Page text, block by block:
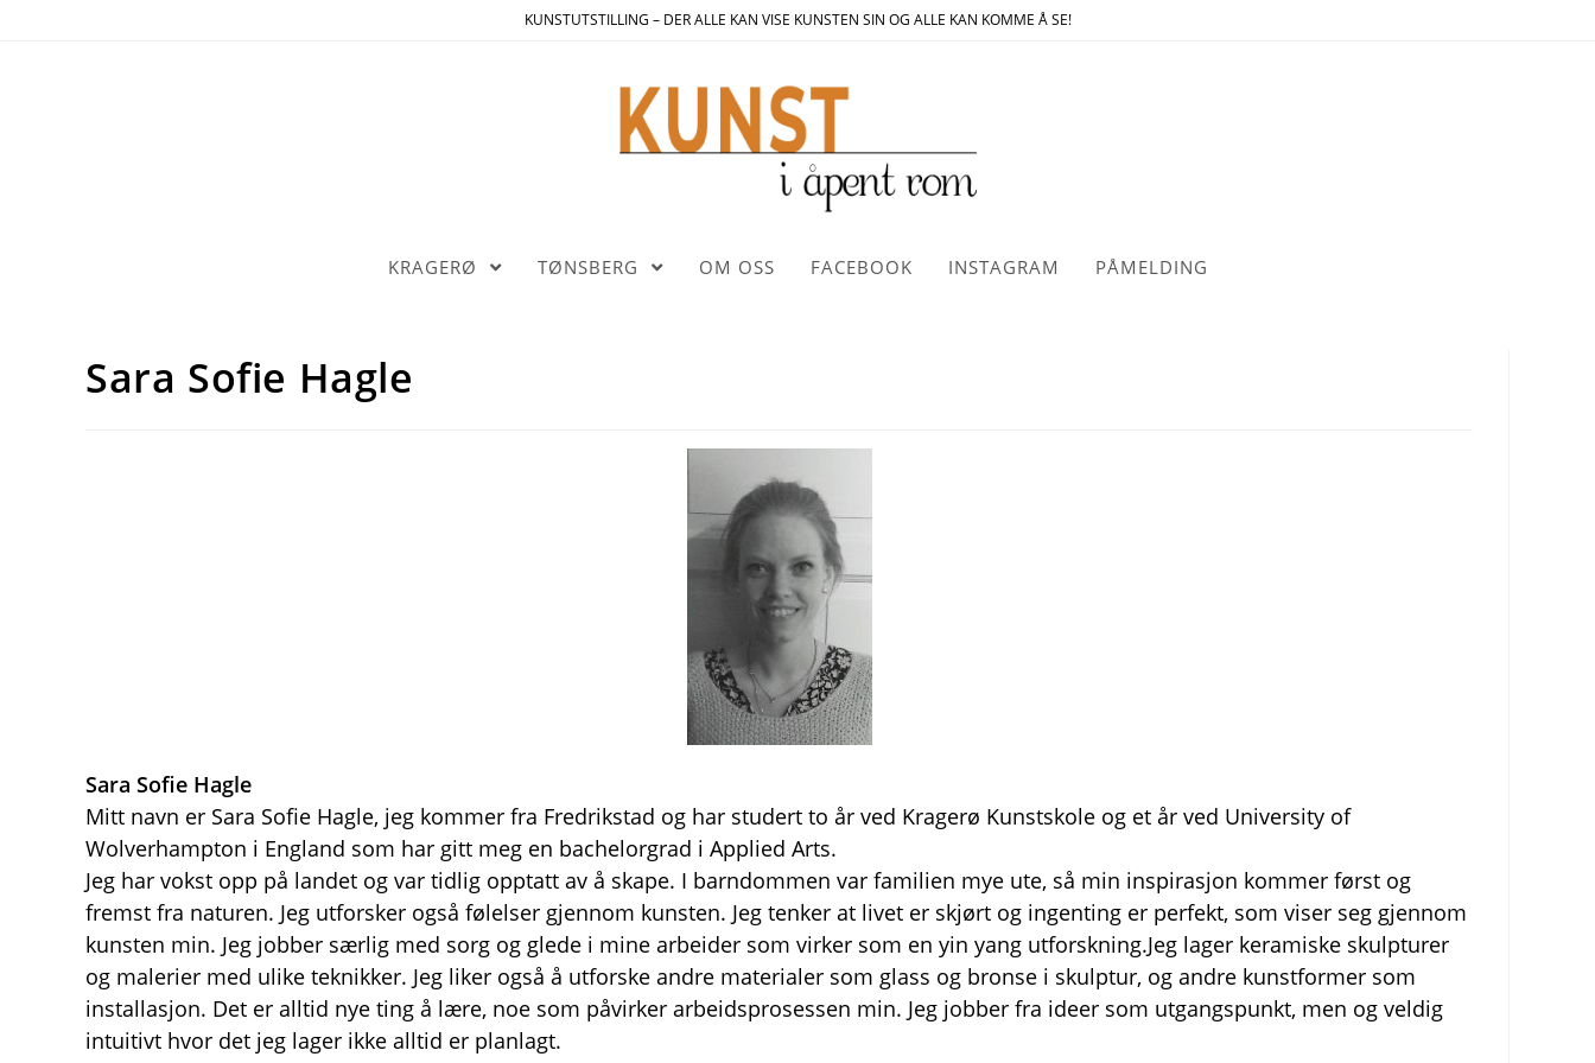
KUNSTUTSTILLING – DER ALLE KAN VISE KUNSTEN SIN OG ALLE KAN KOMME Å SE!
KRAGERØ TØNSBERG OM OSS FACEBOOK INSTAGRAM PÅMELDING
Sara Sofie Hagle
Sara Sofie Hagle
Mitt navn er Sara Sofie Hagle, jeg kommer fra Fredrikstad og har studert to år ved Kragerø Kunstskole og et år ved University of
Wolverhampton i England som har gitt meg en bachelorgrad i Applied Arts.
Jeg har vokst opp på landet og var tidlig opptatt av å skape. I barndommen var familien mye ute, så min inspirasjon kommer først og
fremst fra naturen. Jeg utforsker også følelser gjennom kunsten. Jeg tenker at livet er skjørt og ingenting er perfekt, som viser seg gjennom
kunsten min. Jeg jobber særlig med sorg og glede i mine arbeider som virker som en yin yang utforskning.Jeg lager keramiske skulpturer
og malerier med ulike teknikker. Jeg liker også å utforske andre materialer som glass og bronse i skulptur, og andre kunstformer som
installasjon. Det er alltid nye ting å lære, noe som påvirker arbeidsprosessen min. Jeg jobber fra ideer som utgangspunkt, men og veldig
intuitivt hvor det jeg lager ikke alltid er planlagt.